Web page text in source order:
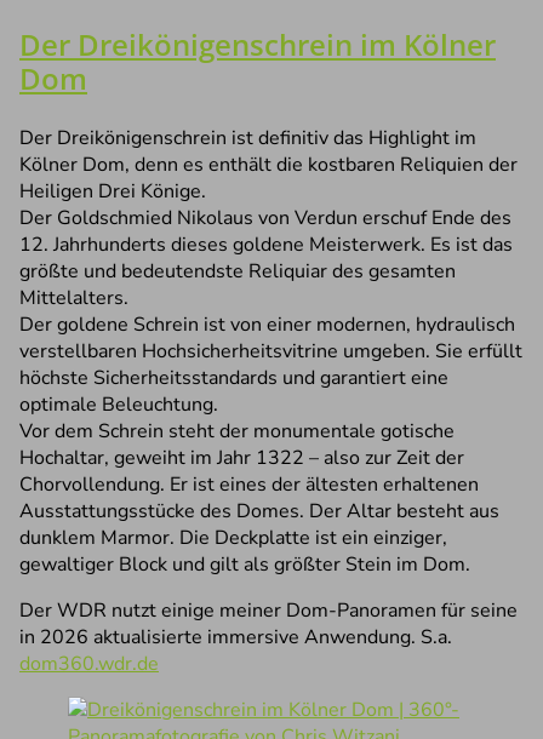
Der Dreikönigenschrein im Kölner
Dom
Der Dreikönigenschrein ist definitiv das Highlight im
Kölner Dom, denn es enthält die kostbaren Reliquien der
Heiligen Drei Könige.
Der Goldschmied Nikolaus von Verdun erschuf Ende des
12. Jahrhunderts dieses goldene Meisterwerk. Es ist das
größte und bedeutendste Reliquiar des gesamten
Mittelalters.
Der goldene Schrein ist von einer modernen, hydraulisch
verstellbaren Hochsicherheitsvitrine umgeben. Sie erfüllt
höchste Sicherheitsstandards und garantiert eine
optimale Beleuchtung.
Vor dem Schrein steht der monumentale gotische
Hochaltar, geweiht im Jahr 1322 – also zur Zeit der
Chorvollendung. Er ist eines der ältesten erhaltenen
Ausstattungsstücke des Domes. Der Altar besteht aus
dunklem Marmor. Die Deckplatte ist ein einziger,
gewaltiger Block und gilt als größter Stein im Dom.
Der WDR nutzt einige meiner Dom-Panoramen für seine
in 2026 aktualisierte immersive Anwendung. S.a.
dom360.wdr.de